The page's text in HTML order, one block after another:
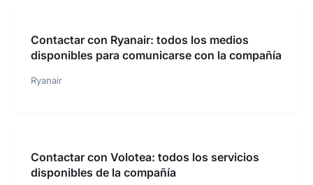
Contactar con Ryanair: todos los medios
disponibles para comunicarse con la compañía
Ryanair
Contactar con Volotea: todos los servicios
disponibles de la compañía